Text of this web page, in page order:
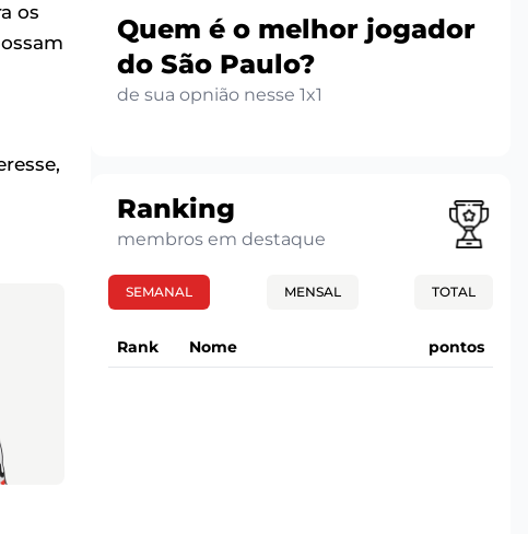
os
Quem é o melhor jogador
do São Paulo?
de sua opnião nesse 1x1
Ranking
membros em destaque
SEMANAL MENSAL TOTAL
Rank Nome pontos